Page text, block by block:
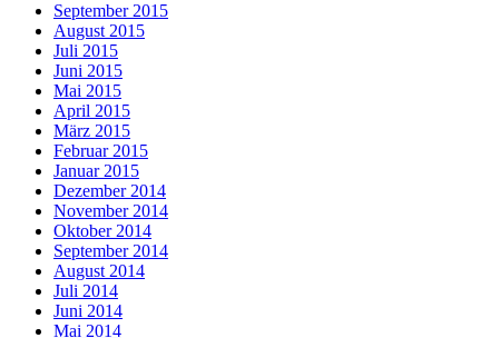
September 2015
August 2015
Juli 2015
Juni 2015
Mai 2015
April 2015
März 2015
Februar 2015
Januar 2015
Dezember 2014
November 2014
Oktober 2014
September 2014
August 2014
Juli 2014
Juni 2014
Mai 2014